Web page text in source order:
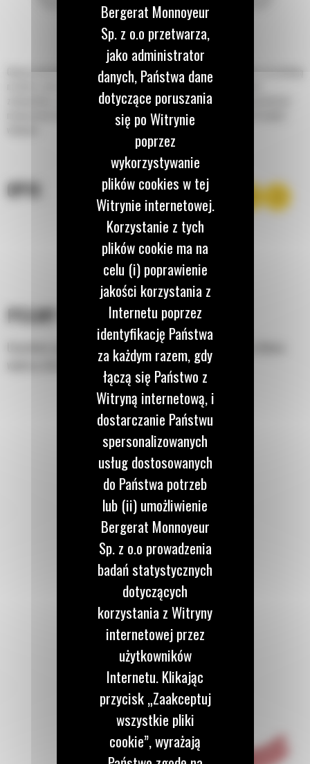
Głowice obrotowo-wychylne Cat® dla koparek obracają się o 360 stopni i przechylają
na boki w zakresie 40 stopni, umożliwiając maszynie dotarcie do różnych
zakamarków z jednego miejsca. Głowica obrotowa-wychylna pozwala operatorowi
manewrować wokół słupów, skał i innych przeszkód oraz łatwiej sięgać krawędzi
OPIS
PEŁNY OBRÓT O 360 STOPNI
Umożliwia optymalne sterowanie osprzętem roboczym i w efekcie
większą elastyczność pracy.
Bergerat Monnoyeur
Sp. z o.o przetwarza,
jako administrator
danych, Państwa dane
dotyczące poruszania
się po Witrynie
poprzez
wykorzystywanie
plików cookies w tej
Witrynie internetowej.
Korzystanie z tych
plików cookie ma na
celu (i) poprawienie
jakości korzystania z
Internetu poprzez
identyfikację Państwa
za każdym razem, gdy
łączą się Państwo z
Witryną internetową, i
dostarczanie Państwu
spersonalizowanych
usług dostosowanych
do Państwa potrzeb
lub (ii) umożliwienie
Bergerat Monnoyeur
Sp. z o.o prowadzenia
badań statystycznych
dotyczących
korzystania z Witryny
internetowej przez
użytkowników
Internetu. Klikając
przycisk „Zaakceptuj
wszystkie pliki
cookie”, wyrażają